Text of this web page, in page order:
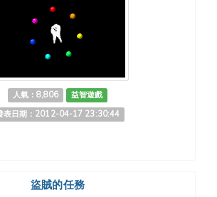
人氣：8,806
益智遊戲
表日期：2012-04-17 23:30:44
盜賊的任務